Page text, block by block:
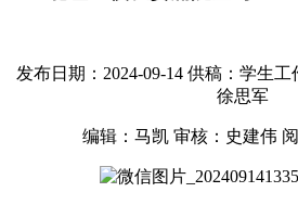
发布日期：2024-09-14 供稿：学生工
徐思军
编辑：马凯 审核：史建伟